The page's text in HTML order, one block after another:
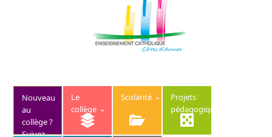
Nouveau
au
collège ?
Suivez
Le
collège
Scolarité
Projets
pédagogiques